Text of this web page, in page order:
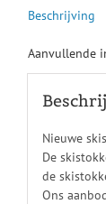
Beschrijving
Aanvullende
Nieuwe
De
de
Ons